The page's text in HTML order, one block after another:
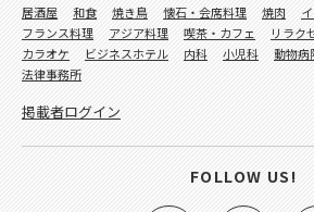
居酒屋 和食 焼き鳥 懐石・会席料理 焼肉
フランス料理
アジア料理 喫茶・カフェ リラク
カラオケ
ビジネスホテル 内科 小児科 動物病
法律事務所
掲載者ログイン
FOLLOW US!